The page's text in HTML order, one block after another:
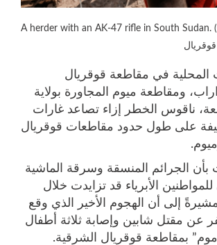
A herder with an AK-47 rifle in South Sudan.
في مقاطعة قوقريال
ومقاطعة ميوم المجاورة بولاية
ناقوس الخطر إزاء تصاعد غارات
على طول حدود مقاطعات قوقريال
الجرائم المنسقة وسرقة الماشية
الأبرياء قد تزايدت خلال
إلى أن الهجوم الأخير الذي وقع
عن مقتل شابين وإصابة ثلاثة أطفال
بمقاطعة قوقريال الشرقية.